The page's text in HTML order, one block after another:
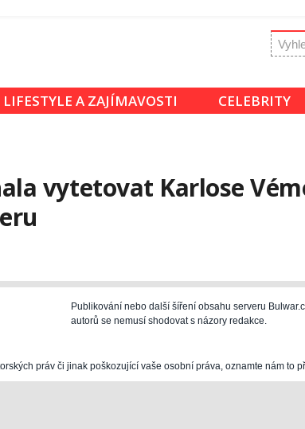
LIFESTYLE A ZAJÍMAVOSTI CELEBRITY
vytetovat Karlose
Publikování nebo další šíření obsahu serveru
autorů se nemusí shodovat s názory redakce.
práv či jinak poškozující vaše osobní práva, oznamte nám to